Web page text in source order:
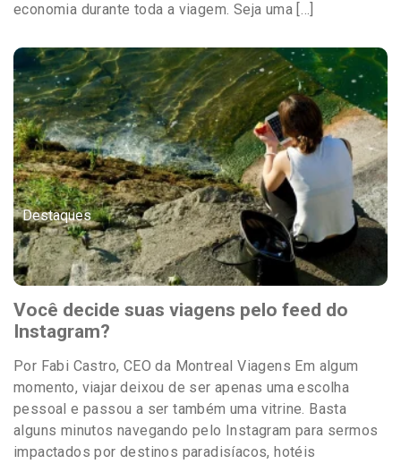
economia durante toda a viagem. Seja uma […]
Destaques
Você decide suas viagens pelo feed do
Instagram?
Por Fabi Castro, CEO da Montreal Viagens Em algum
momento, viajar deixou de ser apenas uma escolha
pessoal e passou a ser também uma vitrine. Basta
alguns minutos navegando pelo Instagram para sermos
impactados por destinos paradisíacos, hotéis